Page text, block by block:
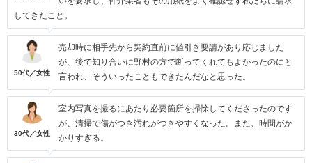
してきたこと。
50代／女性
売却時に相手先から契約直前に値引き要請があり応じました
が、後で知り合いに野村の方で断ってくれてもよかったのにと
言われ、そういったこともできたんだなと思った。
30代／女性
室内写真を撮るにあたり必要箇所を掃除してくださったのです
が、清掃で傷がつき汚れがつきやすくなった。また、時間がか
かりすぎる。